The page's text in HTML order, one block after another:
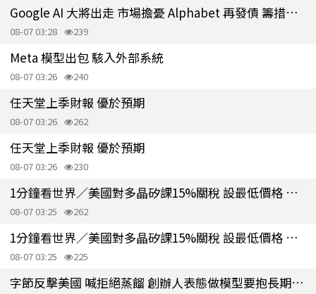
Google AI 大將出走 市場擔憂 Alphabet 再發債 籌措至少250億美元
08-07 03:28 239
Meta 模型出包 駭入外部系統
08-07 03:26 240
任天堂上季財報 優於預期
08-07 03:26 262
任天堂上季財報 優於預期
08-07 03:26 230
1分鐘看世界／美國對多晶矽課15%關稅 設最低價格 保護本地業者
08-07 03:25 262
1分鐘看世界／美國對多晶矽課15%關稅 設最低價格 保護本地業者
08-07 03:25 225
字節反擊美國 喊拒絕蒸餾 創辦人表態做模型要抱長期主義